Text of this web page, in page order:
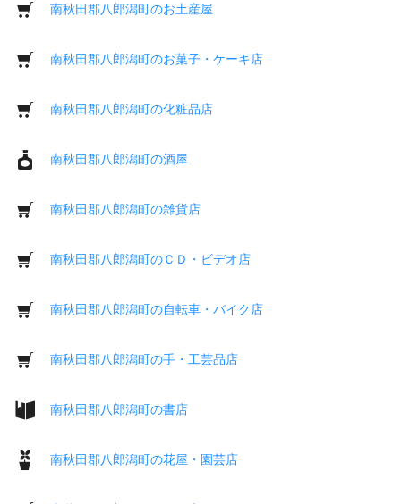
南秋田郡八郎潟町のお土産屋
南秋田郡八郎潟町のお菓子・ケーキ店
南秋田郡八郎潟町の化粧品店
南秋田郡八郎潟町の酒屋
南秋田郡八郎潟町の雑貨店
南秋田郡八郎潟町のＣＤ・ビデオ店
南秋田郡八郎潟町の自転車・バイク店
南秋田郡八郎潟町の手・工芸品店
南秋田郡八郎潟町の書店
南秋田郡八郎潟町の花屋・園芸店